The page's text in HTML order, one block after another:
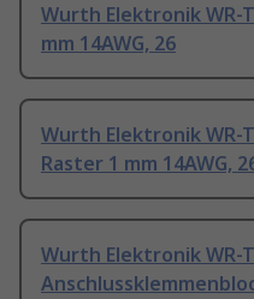
Wurth Elektronik WR-
mm 14AWG, 26
Wurth Elektronik WR-
Raster 1 mm 14AWG,
Wurth Elektronik WR-